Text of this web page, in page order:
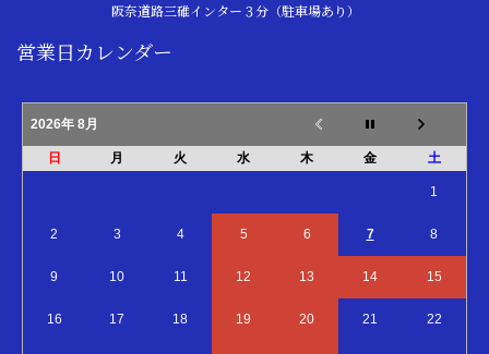
阪奈道路三碓インター３分（駐車場あり）
営業日カレンダー
2026年 8月
日 月 火 水 木 金 土
1
2 3 4 5 6 7 8
9 10 11 12 13 14 15
16 17 18 19 20 21 22